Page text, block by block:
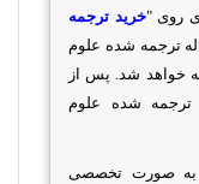
روی "خرید ترجمه
ترجمه شده علوم
خواهد شد. پس از
ترجمه شده علوم
به صورت تخصصی